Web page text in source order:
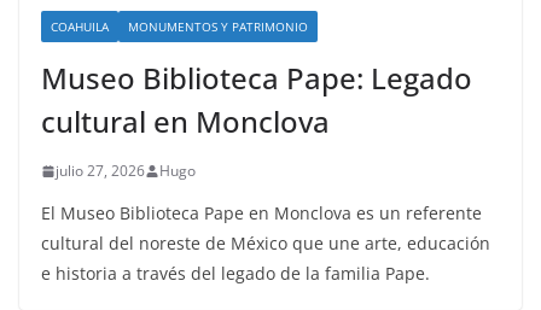
COAHUILA MONUMENTOS Y PATRIMONIO
Museo Biblioteca Pape: Legado
cultural en Monclova
julio 27, 2026 Hugo
El Museo Biblioteca Pape en Monclova es un referente
cultural del noreste de México que une arte, educación
e historia a través del legado de la familia Pape.